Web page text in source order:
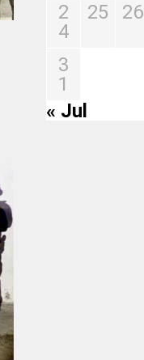
2
4
25 26
3
1
« Jul